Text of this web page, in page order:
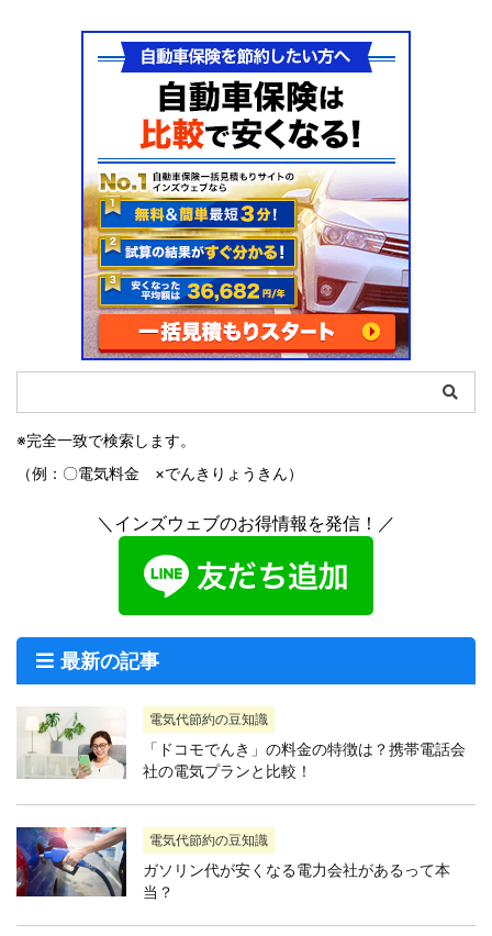
※完全一致で検索します。
（例：〇電気料金 ×でんきりょうきん）
＼インズウェブのお得情報を発信！／
最新の記事
電気代節約の豆知識
「ドコモでんき」の料金の特徴は？携帯電話会
社の電気プランと比較！
電気代節約の豆知識
ガソリン代が安くなる電力会社があるって本
当？